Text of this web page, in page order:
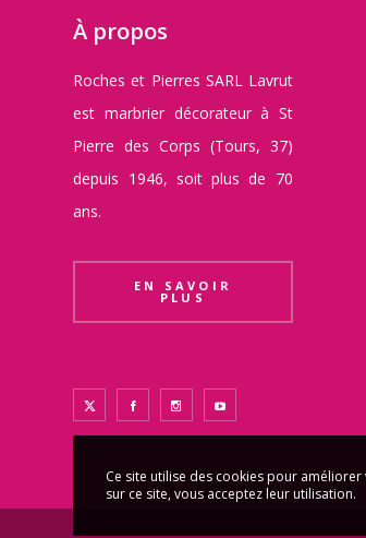
À propos
Roches et Pierres SARL Lavrut
est marbrier décorateur à St
Pierre des Corps (Tours, 37)
depuis 1946, soit plus de 70
ans.
EN SAVOIR
PLUS
Ce site utilise des cookies pour
sur ce site, vous acceptez leur utilisation.